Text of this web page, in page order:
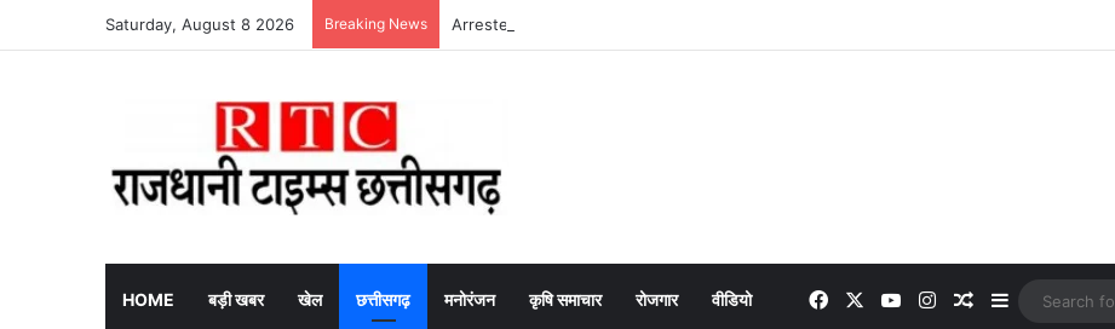
Saturday, August 8 2026 Breaking News Arrested fake online payment पेट्रोल पंप पर फर्जी ऑनलाइन पेमेंट दिखाकर ठगी करने वाला युवक गिरफ्तार
HOME बड़ी खबर खेल छत्तीसगढ़ मनोरंजन कृषि समाचार रोजगार वीडियो FacebookYouTubeInstagramRandom Article
Sidebar